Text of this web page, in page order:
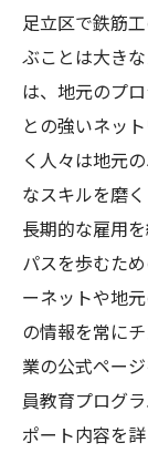
スキ
足立区で
未経
働き
成長
福利
未経
企業
未経験者
条件
給与
足立区で鉄筋
ぶことは大き
は、地元のプ
との強いネッ
く人々は地元
なスキルを磨
長期的な雇用
パスを歩むた
ーネットや地
の情報を常に
業の公式ペー
員教育プログ
ポート内容を